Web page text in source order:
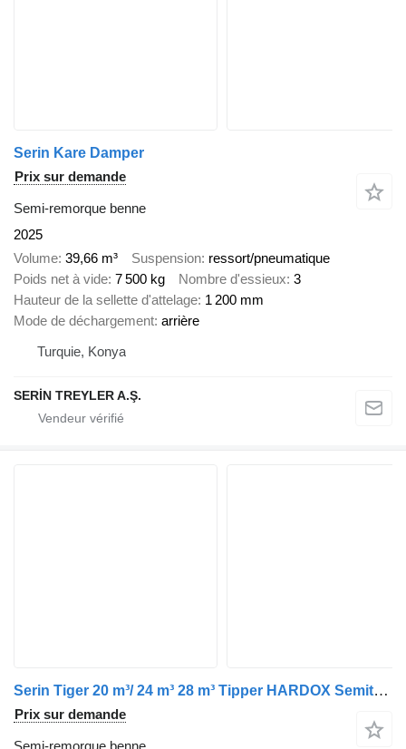
Serin Kare Damper
Prix sur demande
Semi-remorque benne
2025
Volume 39,66 m³ Suspension ressort/pneumatique
Poids net à vide 7 500 kg Nombre d'essieux 3
Hauteur de la sellette d'attelage 1 200 mm
Mode de déchargement arrière
Turquie, Konya
SERİN TREYLER A.Ş.
Serin Tiger 20 m³/ 24 m³ 28 m³ Tipper HARDOX Semitrailer
Prix sur demande
Semi-remorque benne